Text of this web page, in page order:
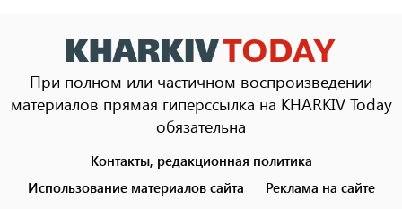
При полном или частичном воспроизведении
материалов прямая гиперссылка на KHARKIV Today
обязательна
menu
Контакты, редакционная политика
Использование материалов сайта
Реклама на сайте